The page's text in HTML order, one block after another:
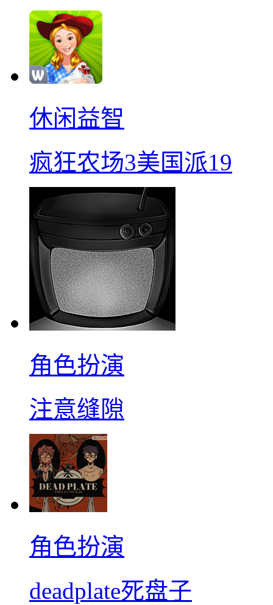
休闲益智
疯狂农场3美国派19
角色扮演
注意缝隙
角色扮演
deadplate死盘子